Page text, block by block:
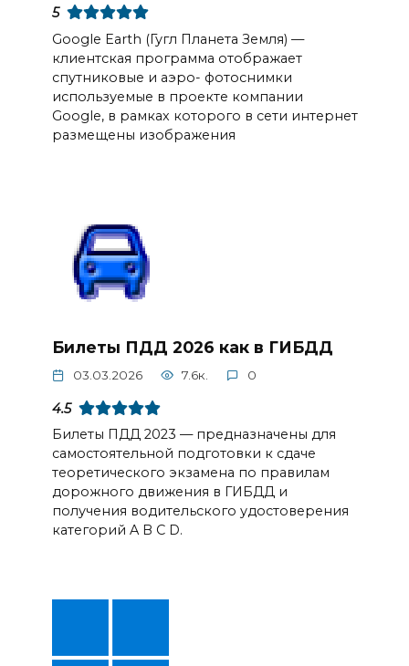
5
Google Earth (Гугл Планета Земля) —
клиентская программа отображает
спутниковые и аэро- фотоснимки
используемые в проекте компании
Google, в рамках которого в сети интернет
размещены изображения
Билеты ПДД 2026 как в ГИБДД
03.03.2026 7.6к. 0
4.5
Билеты ПДД 2023 — предназначены для
самостоятельной подготовки к сдаче
теоретического экзамена по правилам
дорожного движения в ГИБДД и
получения водительского удостоверения
категорий A B C D.